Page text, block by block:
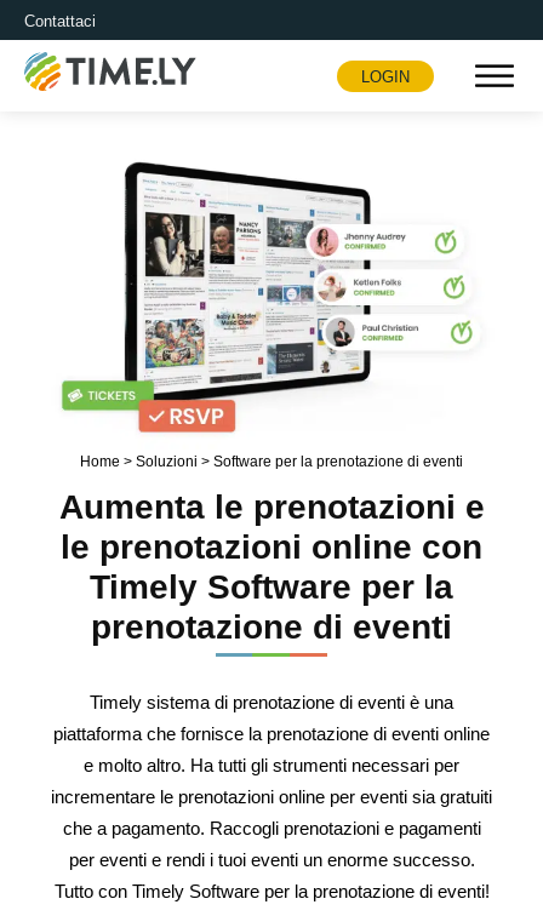
Contattaci
Timely
LOGIN
Home > Soluzioni > Software per la prenotazione di eventi
Aumenta le prenotazioni e
le prenotazioni online con
Timely Software per la
prenotazione di eventi
Timely sistema di prenotazione di eventi è una
piattaforma che fornisce la prenotazione di eventi online
e molto altro. Ha tutti gli strumenti necessari per
incrementare le prenotazioni online per eventi sia gratuiti
che a pagamento. Raccogli prenotazioni e pagamenti
per eventi e rendi i tuoi eventi un enorme successo.
Tutto con Timely Software per la prenotazione di eventi!